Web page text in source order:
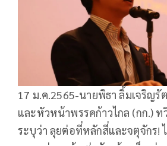
17 ม.ค.2565-นายพิธา ลิ้มเจริญ
และหัวหน้าพรรคก้าวไกล (กก.)
ระบุว่า ลุยต่อที่หลักสี่และจตุจักร!